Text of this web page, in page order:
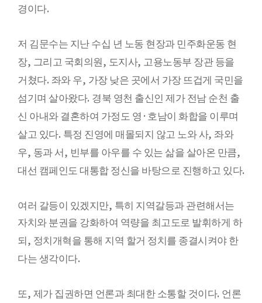
경이다.
저 김문수는 지난 수십 년 노동 현장과 민주화운동 현
장, 그리고 국회의원 , 도지사, 고용노동부 장관 등을
거쳤다. 좌와 우, 가장 낮은 곳에서 가장 뜨겁게 국민을
섬기며 살아왔다. 경북 영천 출신인 제가 전남 순천 출
신 아내와 결혼하여 가정도 영 · 호남이 화합을 이루며
살고 있다. 특정 진영에 매몰되지 않고 노와 사, 좌와
우, 동과 서 , 빈부를 아우를 수 있는 삶을 살아온 만큼,
대선 캠페인도 대통합 정신을 바탕으로 진행하고 있다.
여러 갈등이 있겠지만, 특히 지역갈등과 관련해서는
자치와 분권을 강화하여 역량을 최고도로 발휘하게 하
되 , 정치개혁을 통해 지역 할거 정치를 종결시켜야 한
다는 생각이다.
또, 제가 집권하면 언론과 최대한 소통할 것이다. 언론